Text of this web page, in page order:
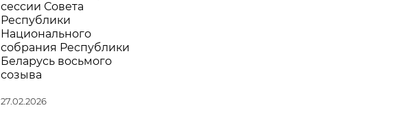
сессии Совета
Республики
Национального
собрания Республики
Беларусь восьмого
созыва
27.02.2026